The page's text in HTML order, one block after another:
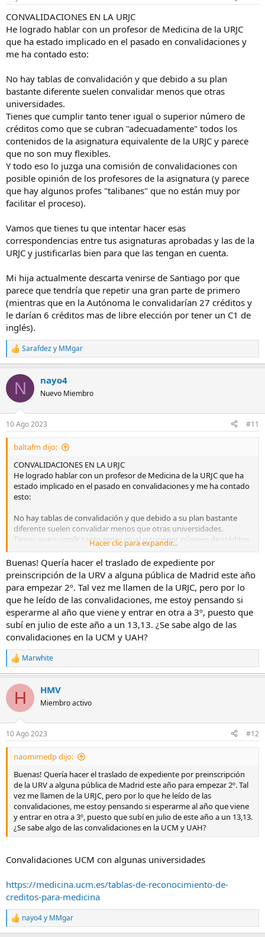
CONVALIDACIONES EN LA URJC
He logrado hablar con un profesor de Medicina de la URJC
que ha estado implicado en el pasado en convalidaciones y
me ha contado esto:
No hay tablas de convalidación y que debido a su plan
bastante diferente suelen convalidar menos que otras
universidades.
Tienes que cumplir tanto tener igual o superior número de
créditos como que se cubran "adecuadamente" todos los
contenidos de la asignatura equivalente de la URJC y parece
que no son muy flexibles.
Y todo eso lo juzga una comisión de convalidaciones con
posible opinión de los profesores de la asignatura (y parece
que hay algunos profes "talibanes" que no están muy por
facilitar el proceso).
Vamos que tienes tu que intentar hacer esas
correspondencias entre tus asignaturas aprobadas y las de la
URJC y justificarlas bien para que las tengan en cuenta.
Mi hija actualmente descarta venirse de Santiago por que
parece que tendría que repetir una gran parte de primero
(mientras que en la Autónoma le convalidarían 27 créditos y
le darían 6 créditos mas de libre elección por tener un C1 de
inglés).
R
e
c
i
e
s
Sarafdezy MMgar
N nayo4
Nuevo Miembro
10 Ago 2023 #11
baltafm dijo:
CONVALIDACIONES EN LA URJC
He logrado hablar con un profesor de Medicina de la URJC que ha
estado implicado en el pasado en convalidaciones y me ha contado
esto:
No hay tablas de convalidación y que debido a su plan bastante
diferente suelen convalidar menos que otras universidades.
Tienes que cumplir tanto tener igual o superior número de créditos
como que se cubran "adecuadamente" todos los contenidos de la
asignatura equivalente de la URJC y parece que no son muy
flexibles.
Y todo eso lo juzga una comisión de convalidaciones con posible
opinión de los profesores de la asignatura (y parece que hay
algunos profes "talibanes" que no están muy por facilitar el
proceso).
Vamos que tienes tu que intentar hacer esas correspondencias
entre tus asignaturas aprobadas y las de la URJC y justificarlas bien
para que las tengan en cuenta.
que tendría que repetir una gran parte de primero (mientras que en
la Autónoma le convalidarían 27 créditos y le darían 6 créditos mas
de libre elección por tener un C1 de inglés).
Hacer clic para expandir...
Buenas! Quería hacer el traslado de expediente por
preinscripción de la URV a alguna pública de Madrid este año
para empezar 2º. Tal vez me llamen de la URJC, pero por lo
que he leído de las convalidaciones, me estoy pensando si
esperarme al año que viene y entrar en otra a 3º, puesto que
subí en julio de este año a un 13,13. ¿Se sabe algo de las
convalidaciones en la UCM y UAH?
R
e
c
i
e
s
Marwhite
H HMV
Miembro activo
10 Ago 2023 #12
naomimedp dijo:
Buenas! Quería hacer el traslado de expediente por preinscripción
de la URV a alguna pública de Madrid este año para empezar 2º. Tal
vez me llamen de la URJC, pero por lo que he leído de las
convalidaciones, me estoy pensando si esperarme al año que viene
y entrar en otra a 3º, puesto que subí en julio de este año a un 13,13.
¿Se sabe algo de las convalidaciones en la UCM y UAH?
Convalidaciones UCM con algunas universidades
https://medicina.ucm.es/tablas-de-reconocimiento-de-
creditos-para-medicina
R
e
nayo4y MMgar